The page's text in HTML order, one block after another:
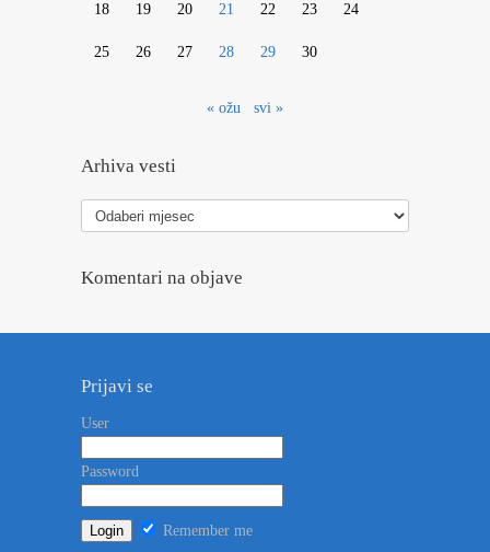
18 19 20 21 22 23 24
25 26 27 28 29 30
« ožu svi »
Arhiva vesti
Arhiva
vesti
Komentari na objave
Prijavi se
User
Password
Remember me